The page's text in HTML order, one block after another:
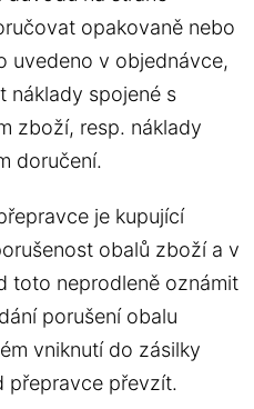
opakovaně nebo
uvedeno v objednávce,
náklady spojené s
zboží, resp. náklady
doručení.
je kupující
obalů zboží a v
toto neprodleně oznámit
porušení obalu
vniknutí do zásilky
přepravce převzít.